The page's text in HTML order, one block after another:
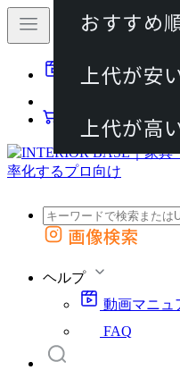
動画マニュアル
カート
外部サイトの商品をカート
画像検索
ヘルプ
動画マニュ
FAQ
おすすめ
上代が安
上代が高